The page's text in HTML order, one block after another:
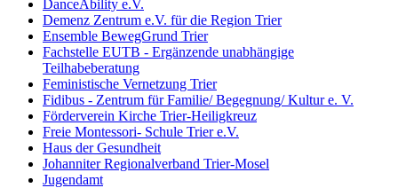
DanceAbility e.V.
Demenz Zentrum e.V. für die Region Trier
Ensemble BewegGrund Trier
Fachstelle EUTB - Ergänzende unabhängige
Teilhabeberatung
Feministische Vernetzung Trier
Fidibus - Zentrum für Familie/ Begegnung/ Kultur e. V.
Förderverein Kirche Trier-Heiligkreuz
Freie Montessori- Schule Trier e.V.
Haus der Gesundheit
Johanniter Regionalverband Trier-Mosel
Jugendamt